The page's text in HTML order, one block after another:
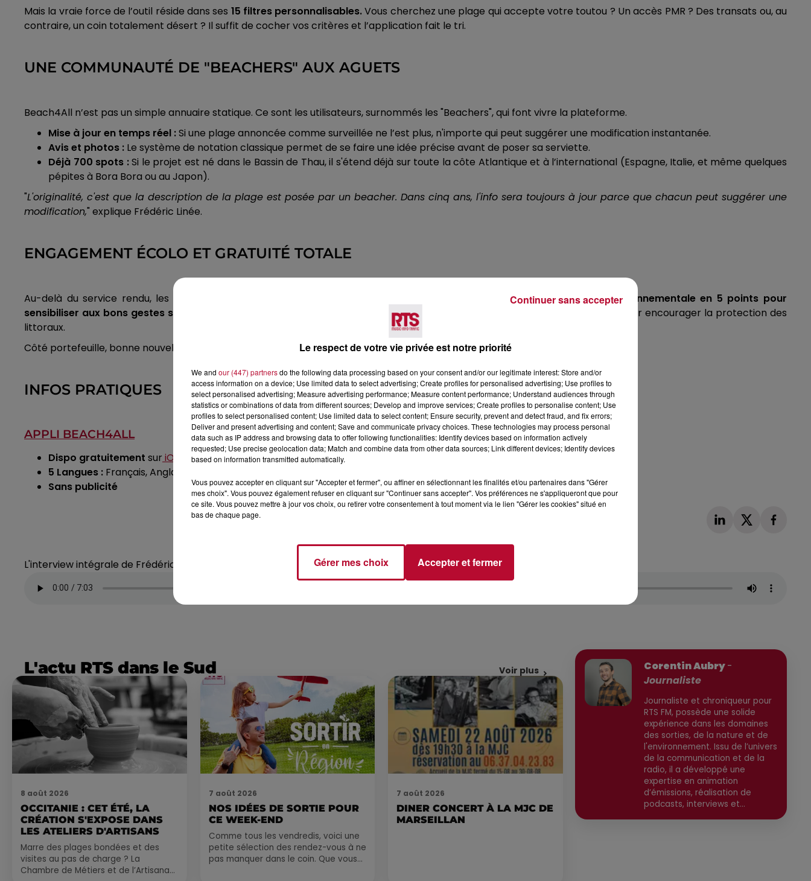
Mais la vraie force de l’outil réside dans ses 15 filtres personnalisables.Vous cherchez une plage qui accepte votre toutou ? Un accès PMR ? Des transats ou, au
contraire, un coin totalement désert ? Il suffit de cocher vos critères et l’application fait le tri.
UNE COMMUNAUTÉ DE "BEACHERS" AUX AGUETS
Beach4All n’est pas un simple annuaire statique. Ce sont les utilisateurs, surnommés les "Beachers", qui font vivre la plateforme.
Mise à jour en temps réel :Si une plage annoncée comme surveillée ne l’est plus, n'importe qui peut suggérer une modification instantanée.
Avis et photos : Le système de notation classique permet de se faire une idée précise avant de poser sa serviette.
Déjà 700 spots :Si le projet est né dans le Bassin de Thau, il s'étend déjà sur toute la côte Atlantique et à l’international (Espagne, Italie, et même quelques
pépites à Bora Bora ou au Japon).
"L'originalité, c'est que la description de la plage est posée par un beacher. Dans cinq ans, l'info sera toujours à jour parce que chacun peut suggérer une
modification," explique Frédéric Linée.
ENGAGEMENT ÉCOLO ET GRATUITÉ TOTALE
Au-delà du service rendu, les créateurs ont voulu intégrer une dimension éthique.
L'application intègre une charte environnementale en 5 points pour
sensibiliser aux bons gestes sur le sable.
Un partenariat a d'ailleurs été noué avec l'ONG biterroise Project Rescue Ocean pour encourager la protection des
littoraux.
Côté portefeuille, bonne nouvelle :
l’application est entièrement gratuite et sans publicité, disponible sur tous les stores.
INFOS PRATIQUES
APPLI BEACH4ALL
Dispo gratuitement sur iOS etAndroid
5 Langues : Français, Anglais, Allemand, Espagnol, Italien (avec module de traduction automatique pour les autres).
Sans publicité
L'interview intégrale de Frédéric Linée
L'actu RTS dans le Sud Voir plus
8 août 2026
OCCITANIE : CET ÉTÉ, LA
CRÉATION S'EXPOSE DANS
LES ATELIERS D'ARTISANS
Marre des plages bondées et des
visites au pas de charge ? La
Chambre de Métiers et de l’Artisanat
7 août 2026
NOS IDÉES DE SORTIE POUR
CE WEEK-END
Comme tous les vendredis, voici une
petite sélection des rendez-vous à ne
pas manquer dans le coin. Que vous
7 août 2026
DINER CONCERT À LA MJC DE
MARSEILLAN
Corentin Aubry-
Journaliste
Journaliste et chroniqueur pour
RTS FM, possède une solide
expérience dans les domaines
des sorties, de la nature et de
l'environnement. Issu de l’univers
de la communication et de la
radio, il a développé une
expertise en animation
d’émissions, réalisation de
podcasts, interviews et
Le respect de votre vie privée est notre priorité
We and our (447) partnersdo the following data processing based on your consent and/or our legitimate interest: Store and/or
access information on a device; Use limited data to select advertising; Create profiles for personalised advertising; Use profiles to
select personalised advertising; Measure advertising performance; Measure content performance; Understand audiences through
statistics or combinations of data from different sources; Develop and improve services; Create profiles to personalise content; Use
profiles to select personalised content; Use limited data to select content; Ensure security, prevent and detect fraud, and fix errors;
Deliver and present advertising and content; Save and communicate privacy choices. These technologies may process personal
data such as IP address and browsing data to offer following functionalities: Identify devices based on information actively
requested; Use precise geolocation data; Match and combine data from other data sources; Link different devices; Identify devices
based on information transmitted automatically.
Vous pouvez accepter en cliquant sur "Accepter et fermer", ou affiner en sélectionnant les finalités et/ou partenaires dans "Gérer
mes choix". Vous pouvez également refuser en cliquant sur "Continuer sans accepter". Vos préférences ne s'appliqueront que pour
ce site. Vous pouvez mettre à jour vos choix, ou retirer votre consentement à tout moment via le lien "Gérer les cookies" situé en
bas de chaque page.
Gérer mes choix Accepter et fermer
Continuer sans accepter